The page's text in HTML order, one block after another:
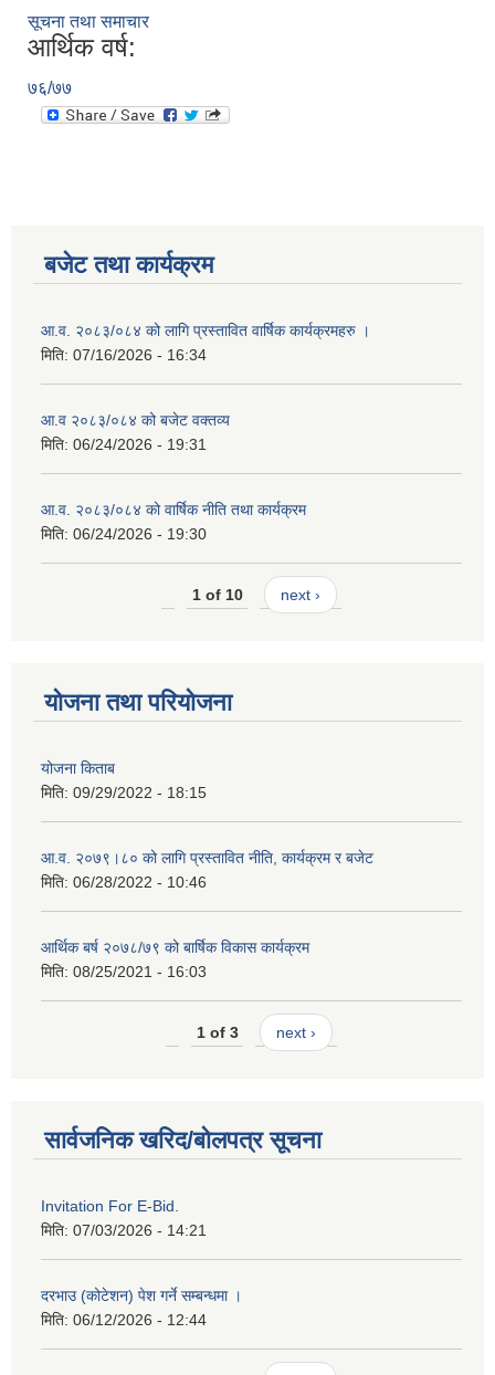
सूचना तथा समाचार
आर्थिक वर्ष:
७६/७७
बजेट तथा कार्यक्रम
आ.व. २०८३/०८४ को लागि प्रस्तावित वार्षिक कार्यक्रमहरु ।
मिति: 07/16/2026 - 16:34
आ.व २०८३/०८४ को बजेट वक्तव्य
मिति: 06/24/2026 - 19:31
आ.व. २०८३/०८४ को वार्षिक नीति तथा कार्यक्रम
मिति: 06/24/2026 - 19:30
1 of 10 next ›
योजना तथा परियोजना
योजना किताब
मिति: 09/29/2022 - 18:15
आ.व. २०७९।८० को लागि प्रस्तावित नीति, कार्यक्रम र बजेट
मिति: 06/28/2022 - 10:46
आर्थिक बर्ष २०७८/७९ को बार्षिक विकास कार्यक्रम
मिति: 08/25/2021 - 16:03
1 of 3 next ›
सार्वजनिक खरिद/बोलपत्र सूचना
Invitation For E-Bid.
मिति: 07/03/2026 - 14:21
दरभाउ (कोटेशन) पेश गर्ने सम्बन्धमा ।
मिति: 06/12/2026 - 12:44